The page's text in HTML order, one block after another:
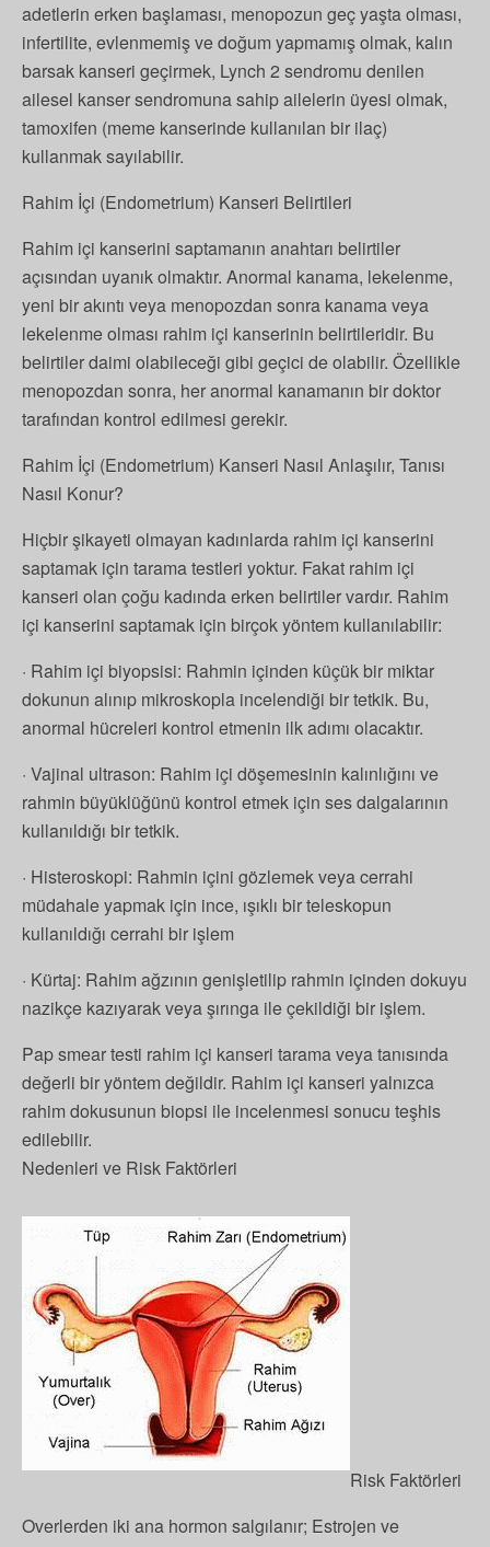
adetlerin erken başlaması, menopozun geç yaşta olması,
infertilite, evlenmemiş ve doğum yapmamış olmak, kalın
barsak kanseri geçirmek, Lynch 2 sendromu denilen
ailesel kanser sendromuna sahip ailelerin üyesi olmak,
tamoxifen (meme kanserinde kullanılan bir ilaç)
kullanmak sayılabilir.
Rahim İçi (Endometrium) Kanseri Belirtileri
Rahim içi kanserini saptamanın anahtarı belirtiler
açısından uyanık olmaktır. Anormal kanama, lekelenme,
yeni bir akıntı veya menopozdan sonra kanama veya
lekelenme olması rahim içi kanserinin belirtileridir. Bu
belirtiler daimi olabileceği gibi geçici de olabilir. Özellikle
menopozdan sonra, her anormal kanamanın bir doktor
tarafından kontrol edilmesi gerekir.
Rahim İçi (Endometrium) Kanseri Nasıl Anlaşılır, Tanısı
Nasıl Konur?
Hiçbir şikayeti olmayan kadınlarda rahim içi kanserini
saptamak için tarama testleri yoktur. Fakat rahim içi
kanseri olan çoğu kadında erken belirtiler vardır. Rahim
içi kanserini saptamak için birçok yöntem kullanılabilir:
· Rahim içi biyopsisi: Rahmin içinden küçük bir miktar
dokunun alınıp mikroskopla incelendiği bir tetkik. Bu,
anormal hücreleri kontrol etmenin ilk adımı olacaktır.
· Vajinal ultrason: Rahim içi döşemesinin kalınlığını ve
rahmin büyüklüğünü kontrol etmek için ses dalgalarının
kullanıldığı bir tetkik.
· Histeroskopi: Rahmin içini gözlemek veya cerrahi
müdahale yapmak için ince, ışıklı bir teleskopun
kullanıldığı cerrahi bir işlem
· Kürtaj: Rahim ağzının genişletilip rahmin içinden dokuyu
nazikçe kazıyarak veya şırınga ile çekildiği bir işlem.
Pap smear testi rahim içi kanseri tarama veya tanısında
değerli bir yöntem değildir. Rahim içi kanseri yalnızca
rahim dokusunun biopsi ile incelenmesi sonucu teşhis
edilebilir.
Nedenleri ve Risk Faktörleri
Risk Faktörleri
Overlerden iki ana hormon salgılanır; Estrojen ve